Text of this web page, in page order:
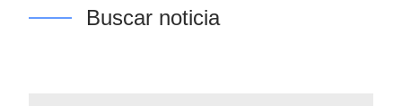
Buscar noticia